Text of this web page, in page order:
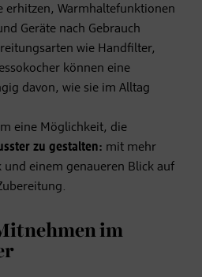
erhitzen, Warmhaltefunktionen
Geräte nach Gebrauch
wie Handfilter,
können eine
davon, wie sie im Alltag
eine Möglichkeit, die
zu gestalten: mit mehr
einem genaueren Blick auf
im